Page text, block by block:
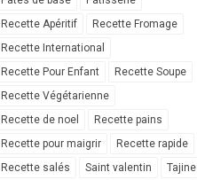
Recette Apéritif
Recette Fromage
Recette International
Recette Pour Enfant
Recette Soupe
Recette Végétarienne
Recette de noel
Recette pains
Recette pour maigrir
Recette rapide
Recette salés
Saint valentin
Tajine